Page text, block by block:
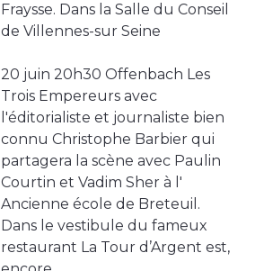
Fraysse. Dans la Salle du Conseil
de Villennes-sur Seine
20 juin 20h30 Offenbach Les
Trois Empereurs avec
l'éditorialiste et journaliste bien
connu Christophe Barbier qui
partagera la scène avec Paulin
Courtin et Vadim Sher à l'
Ancienne école de Breteuil.
Dans le vestibule du fameux
restaurant La Tour d’Argent est,